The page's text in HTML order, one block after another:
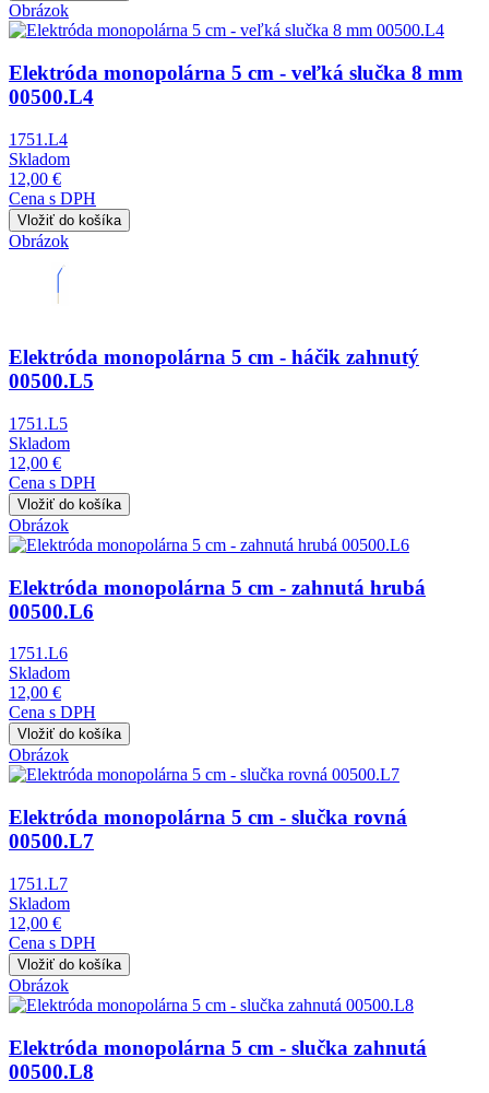
Obrázok
Elektróda monopolárna 5 cm - veľká slučka 8 mm
00500.L4
1751.L4
Skladom
12,00 €
Cena s DPH
Obrázok
Elektróda monopolárna 5 cm - háčik zahnutý
00500.L5
1751.L5
Skladom
12,00 €
Cena s DPH
Obrázok
Elektróda monopolárna 5 cm - zahnutá hrubá
00500.L6
1751.L6
Skladom
12,00 €
Cena s DPH
Obrázok
Elektróda monopolárna 5 cm - slučka rovná
00500.L7
1751.L7
Skladom
12,00 €
Cena s DPH
Obrázok
Elektróda monopolárna 5 cm - slučka zahnutá
00500.L8